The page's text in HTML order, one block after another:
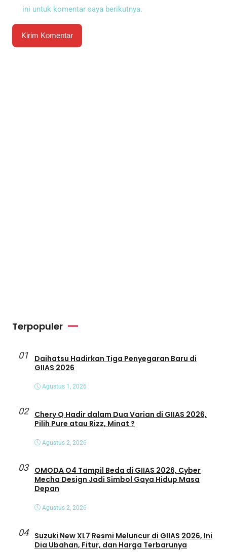
ini untuk komentar saya berikutnya.
Terpopuler
01
Daihatsu Hadirkan Tiga Penyegaran Baru di
GIIAS 2026
Agustus 1, 2026
02
Chery Q Hadir dalam Dua Varian di GIIAS 2026,
Pilih Pure atau Rizz, Minat ?
Agustus 2, 2026
03
OMODA O4 Tampil Beda di GIIAS 2026, Cyber
Mecha Design Jadi Simbol Gaya Hidup Masa
Depan
Agustus 2, 2026
04
Suzuki New XL7 Resmi Meluncur di GIIAS 2026, Ini
Dia Ubahan, Fitur, dan Harga Terbarunya